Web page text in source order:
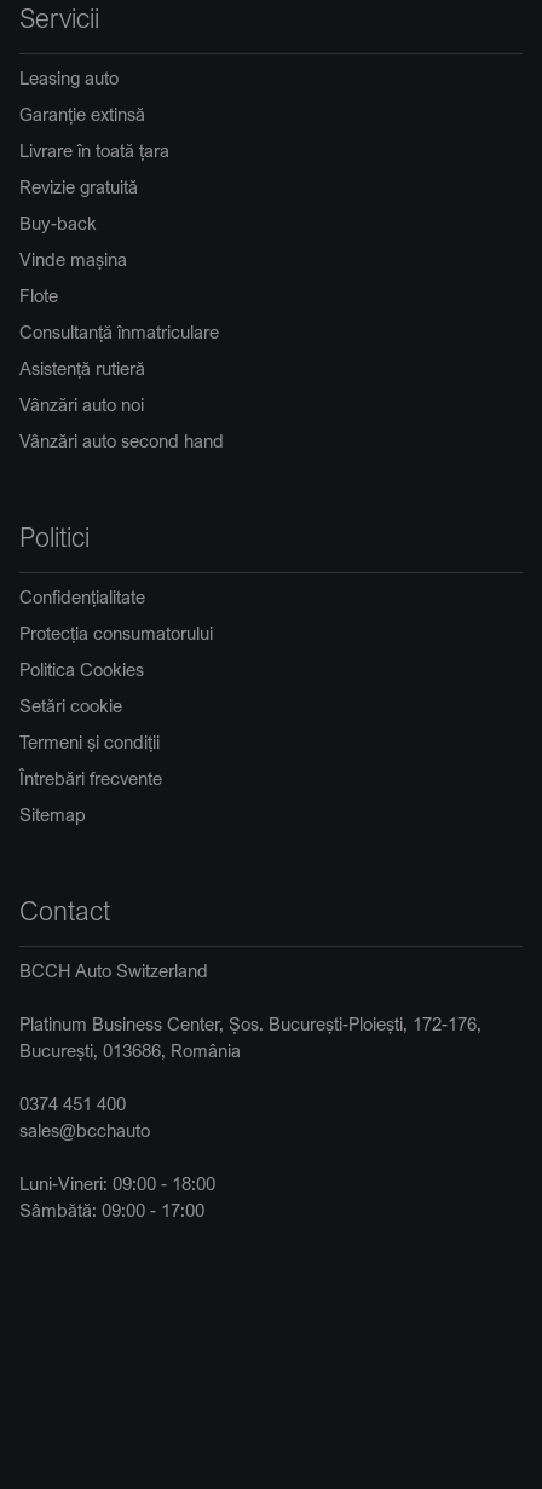
Servicii
Leasing auto
Garanție extinsă
Livrare în toată țara
Revizie gratuită
Buy-back
Vinde mașina
Flote
Consultanță înmatriculare
Asistență rutieră
Vânzări auto noi
Vânzări auto second hand
Politici
Confidențialitate
Protecția consumatorului
Politica Cookies
Setări cookie
Termeni și condiții
Întrebări frecvente
Sitemap
Contact
BCCH Auto Switzerland
Platinum Business Center, Șos. București-Ploiești, 172-176,
București, 013686, România
0374 451 400
sales@bcchauto
Luni-Vineri: 09:00 - 18:00
Sâmbătă: 09:00 - 17:00